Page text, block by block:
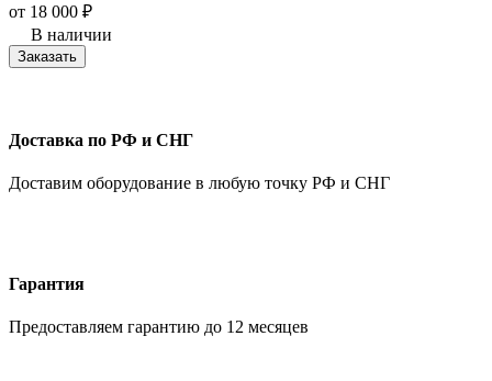
от 18 000 ₽
В наличии
Заказать
Доставка по РФ и СНГ
Доставим оборудование в любую точку РФ и СНГ
Гарантия
Предоставляем гарантию до 12 месяцев